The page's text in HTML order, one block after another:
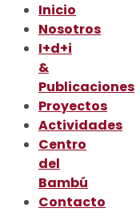
Inicio
Nosotros
I+d+i
&
Publicaciones
Proyectos
Actividades
Centro
del
Bambú
Contacto